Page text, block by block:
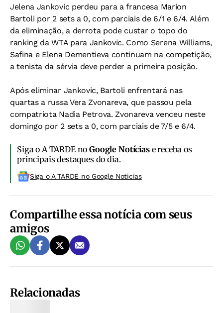
Jelena Jankovic perdeu para a francesa Marion
Bartoli por 2 sets a 0, com parciais de 6/1 e 6/4. Além
da eliminação, a derrota pode custar o topo do
ranking da WTA para Jankovic. Como Serena Williams,
Safina e Elena Dementieva continuam na competição,
a tenista da sérvia deve perder a primeira posição.
Após eliminar Jankovic, Bartoli enfrentará nas
quartas a russa Vera Zvonareva, que passou pela
compatriota Nadia Petrova. Zvonareva venceu neste
domingo por 2 sets a 0, com parciais de 7/5 e 6/4.
Siga o A TARDE noGoogle Notíciase receba os
principais destaques do dia.
Siga o A TARDE no Google Noticias
Compartilhe essa notícia com seus
amigos
Relacionadas